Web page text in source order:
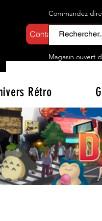
Contactez-nous
Commandez
Magasin ouvert d
Rétro